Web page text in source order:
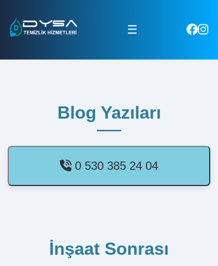
☰
Blog Yazıları
0 530 385 24 04
İnşaat Sonrası